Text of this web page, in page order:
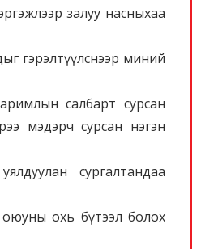
залуу насныхаа
гэрэлтүүлснээр миний
салбарт сурсан
мэдэрч сурсан нэгэн
сургалтандаа
охь бүтээл болох